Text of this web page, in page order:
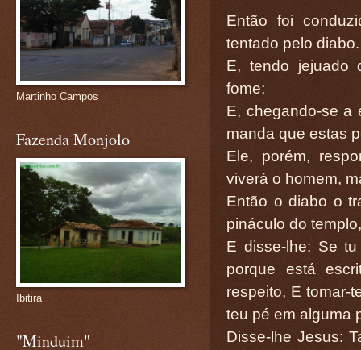
Então foi
tentado pelo diabo.
E, tendo jejuado
fome;
E, chegando-se a
manda que estas
Ele, porém,
viverá o homem,
Então o diabo o
pináculo do templo,
E disse-lhe: Se
porque está
respeito, E tomar-
teu pé em alguma
Disse-lhe Jesus:
Martinho Campos
Fazenda Monjolo
Ibitira
"Minduim"